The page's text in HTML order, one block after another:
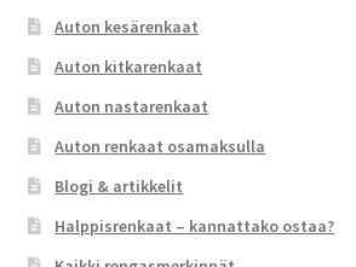
Auton kesärenkaat
Auton kitkarenkaat
Auton nastarenkaat
Auton renkaat osamaksulla
Blogi & artikkelit
Halppisrenkaat – kannattako ostaa?